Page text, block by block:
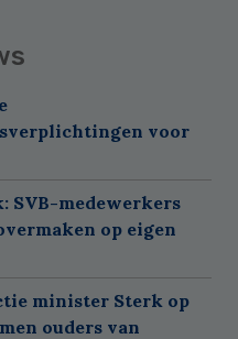
voor
SVB-medewerkers
op eigen
minister Sterk op
ouders van